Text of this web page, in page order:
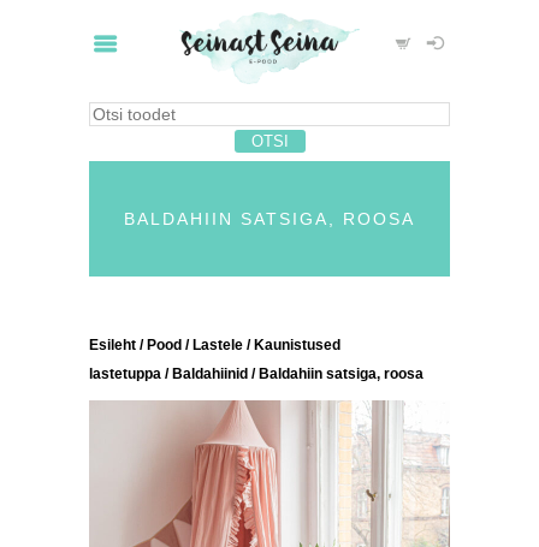
BALDAHIIN SATSIGA, ROOSA
Esileht / Pood / Lastele / Kaunistused
lastetuppa / Baldahiinid / Baldahiin satsiga, roosa